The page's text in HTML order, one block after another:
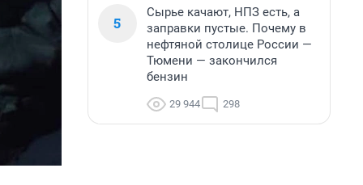
5
Сырье качают, НПЗ есть, а
заправки пустые. Почему в
нефтяной столице России —
Тюмени — закончился
бензин
29 944 298